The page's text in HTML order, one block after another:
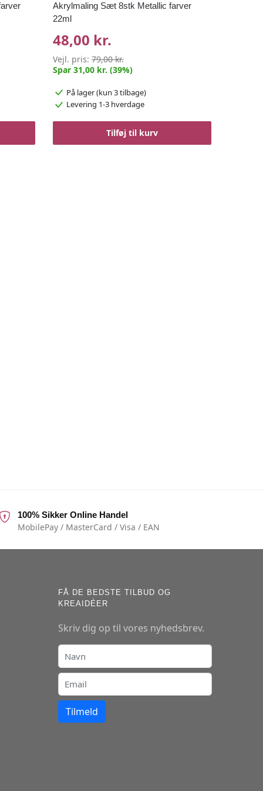
Akrylmaling Sæt 8stk Metallic farver
22ml
48,00 kr.
Vejl. pris: 79,00 kr.
Spar 31,00 kr. (39%)
På lager(kun 3 tilbage)
Levering 1-3 hverdage
Tilføj til kurv
100% Sikker Online Handel
MobilePay / MasterCard / Visa / EAN
FÅ DE BEDSTE TILBUD OG
KREAIDÉER
Skriv dig op til vores nyhedsbrev.
Tilmeld